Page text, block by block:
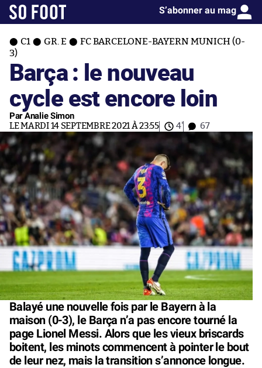
S’abonner au mag
C1 GR. E
FC BARCELONE-BAYERN MUNICH (0-
3)
Barça : le nouveau
cycle est encore loin
Par Analie Simon
LE MARDI 14 SEPTEMBRE 2021 À 23:55 4' 67
Balayé une nouvelle fois par le Bayern à la
maison (0-3), le Barça n’a pas encore tourné la
page Lionel Messi. Alors que les vieux briscards
boitent, les minots commencent à pointer le bout
de leur nez, mais la transition s’annonce longue.